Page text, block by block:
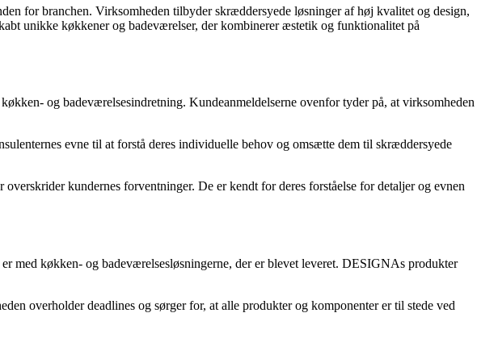
for branchen. Virksomheden tilbyder skræddersyede løsninger af høj kvalitet og design,
unikke køkkener og badeværelser, der kombinerer æstetik og funktionalitet på
og badeværelsesindretning. Kundeanmeldelserne ovenfor tyder på, at virksomheden
evne til at forstå deres individuelle behov og omsætte dem til skræddersyede
kundernes forventninger. De er kendt for deres forståelse for detaljer og evnen
med køkken- og badeværelsesløsningerne, der er blevet leveret. DESIGNAs produkter
overholder deadlines og sørger for, at alle produkter og komponenter er til stede ved